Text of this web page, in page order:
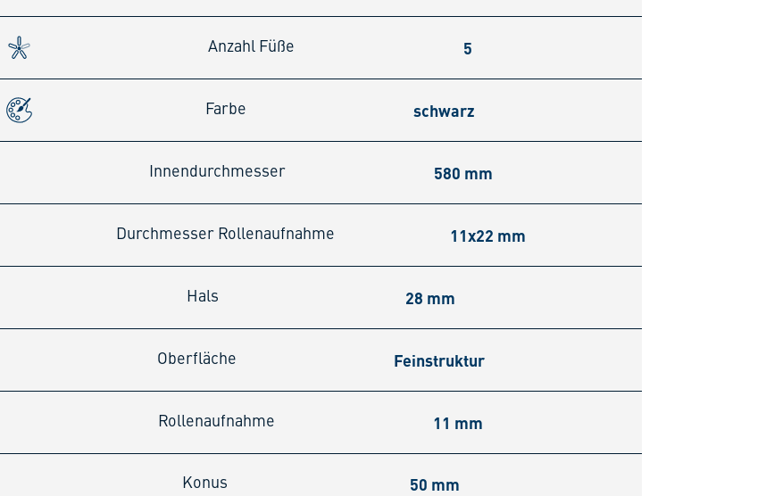
Anzahl Füße 5
Farbe schwarz
Innendurchmesser 580 mm
Durchmesser Rollenaufnahme 11x22 mm
Hals 28 mm
Oberfläche Feinstruktur
Rollenaufnahme 11 mm
Konus 50 mm